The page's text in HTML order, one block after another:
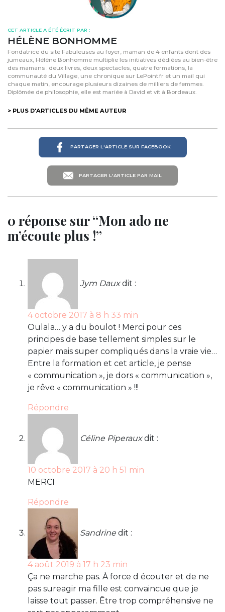
CET ARTICLE A ÉTÉ ÉCRIT PAR :
HÉLÈNE BONHOMME
Fondatrice du site Fabuleuses au foyer, maman de 4 enfants dont des
jumeaux, Hélène Bonhomme multiplie les initiatives dédiées au bien-être
des mamans : deux livres, deux spectacles, quatre formations, la
communauté du Village, une chronique sur LePoint.fr et un mail qui
chaque matin, encourage plusieurs dizaines de milliers de femmes.
Diplômée de philosophie, elle est mariée à David et vit à Bordeaux.
> PLUS D'ARTICLES DU MÊME AUTEUR
PARTAGER L'ARTICLE SUR FACEBOOK
PARTAGER L'ARTICLE PAR MAIL
0 réponse sur “Mon ado ne
m’écoute plus !”
Jym Daux dit :
4 octobre 2017 à 8 h 33 min
Oulala… y a du boulot ! Merci pour ces
principes de base tellement simples sur le
papier mais super compliqués dans la vraie vie…
Entre la formation et cet article, je pense
« communication », je dors « communication »,
je rêve « communication » !!!
Répondre
Céline Piperaux dit :
10 octobre 2017 à 20 h 51 min
MERCI
Répondre
Sandrine dit :
4 août 2019 à 17 h 23 min
Ça ne marche pas. À force d écouter et de ne
pas sureagir ma fille est convaincue que je
laisse tout passer. Être trop compréhensive ne